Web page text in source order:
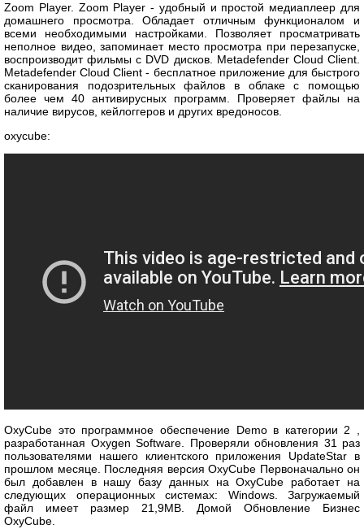
Zoom Player. Zoom Player - удобный и простой медиаплеер для
домашнего просмотра. Обладает отличным функционалом и
всеми необходимыми настройками. Позволяет просматривать
неполное видео, запоминает место просмотра при перезапуске,
воспроизводит фильмы с DVD дисков. Metadefender Cloud Client.
Metadefender Cloud Client - бесплатное приложение для быстрого
сканирования подозрительных файлов в облаке с помощью
более чем 40 антивирусных программ. Проверяет файлы на
наличие вирусов, кейлоггеров и других вредоносов.
oxycube:
OxyCube это программное обеспечение Demo в категории 2 ,
разработанная Oxygen Software. Проверяли обновления 31 раз
пользователями нашего клиентского приложения UpdateStar в
прошлом месяце. Последняя версия OxyCube Первоначально он
был добавлен в нашу базу данных на OxyCube работает на
следующих операционных системах: Windows. Загружаемый
файл имеет размер 21,9MB. Домой Обновление Бизнес
OxyCube.